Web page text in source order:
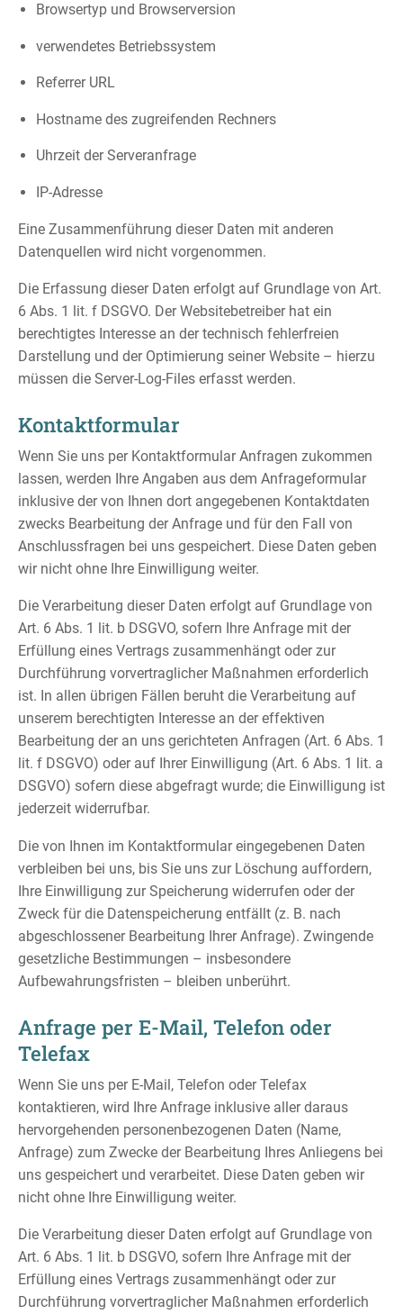
Browsertyp und Browserversion
verwendetes Betriebssystem
Referrer URL
Hostname des zugreifenden Rechners
Uhrzeit der Serveranfrage
IP-Adresse
Eine Zusammenführung dieser Daten mit anderen
Datenquellen wird nicht vorgenommen.
Die Erfassung dieser Daten erfolgt auf Grundlage von Art.
6 Abs. 1 lit. f DSGVO. Der Websitebetreiber hat ein
berechtigtes Interesse an der technisch fehlerfreien
Darstellung und der Optimierung seiner Website – hierzu
müssen die Server-Log-Files erfasst werden.
Kontaktformular
Wenn Sie uns per Kontaktformular Anfragen zukommen
lassen, werden Ihre Angaben aus dem Anfrageformular
inklusive der von Ihnen dort angegebenen Kontaktdaten
zwecks Bearbeitung der Anfrage und für den Fall von
Anschlussfragen bei uns gespeichert. Diese Daten geben
wir nicht ohne Ihre Einwilligung weiter.
Die Verarbeitung dieser Daten erfolgt auf Grundlage von
Art. 6 Abs. 1 lit. b DSGVO, sofern Ihre Anfrage mit der
Erfüllung eines Vertrags zusammenhängt oder zur
Durchführung vorvertraglicher Maßnahmen erforderlich
ist. In allen übrigen Fällen beruht die Verarbeitung auf
unserem berechtigten Interesse an der effektiven
Bearbeitung der an uns gerichteten Anfragen (Art. 6 Abs. 1
lit. f DSGVO) oder auf Ihrer Einwilligung (Art. 6 Abs. 1 lit. a
DSGVO) sofern diese abgefragt wurde; die Einwilligung ist
jederzeit widerrufbar.
Die von Ihnen im Kontaktformular eingegebenen Daten
verbleiben bei uns, bis Sie uns zur Löschung auffordern,
Ihre Einwilligung zur Speicherung widerrufen oder der
Zweck für die Datenspeicherung entfällt (z. B. nach
abgeschlossener Bearbeitung Ihrer Anfrage). Zwingende
gesetzliche Bestimmungen – insbesondere
Aufbewahrungsfristen – bleiben unberührt.
Anfrage per E-Mail, Telefon oder
Telefax
Wenn Sie uns per E-Mail, Telefon oder Telefax
kontaktieren, wird Ihre Anfrage inklusive aller daraus
hervorgehenden personenbezogenen Daten (Name,
Anfrage) zum Zwecke der Bearbeitung Ihres Anliegens bei
uns gespeichert und verarbeitet. Diese Daten geben wir
nicht ohne Ihre Einwilligung weiter.
Die Verarbeitung dieser Daten erfolgt auf Grundlage von
Art. 6 Abs. 1 lit. b DSGVO, sofern Ihre Anfrage mit der
Erfüllung eines Vertrags zusammenhängt oder zur
Durchführung vorvertraglicher Maßnahmen erforderlich